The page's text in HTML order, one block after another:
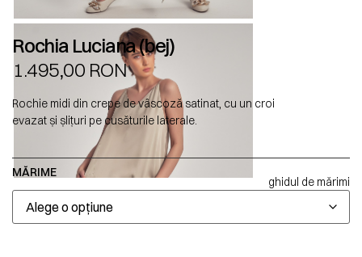
Rochia Luciana (bej)
1.495,00 RON
Rochie midi din crepe de vâscoză satinat, cu un croi
evazat și șlițuri pe cusăturile laterale.
MĂRIME
ghidul de mărimi